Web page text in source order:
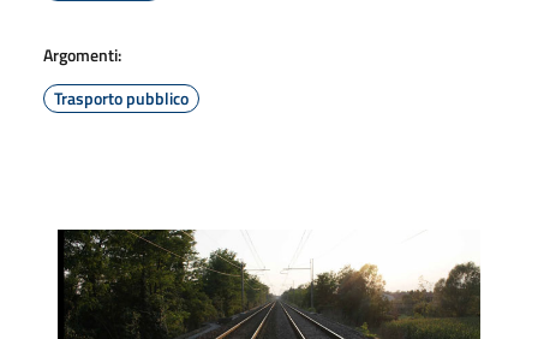
Argomenti:
Trasporto pubblico